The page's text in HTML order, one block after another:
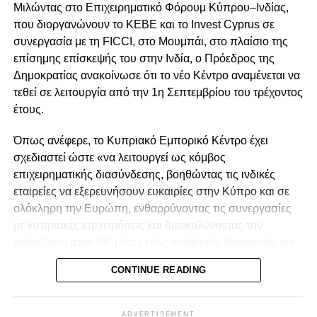
Κύπρο, πιθανές σχέσεις ή επαφές με κρατικές αρχές και
αξιωματούχους, καθώς και για την αμοιβή που θα
λαμβάνει. Ο τέως υπουργός υπέβαλε όλα τα ζητούμενα
στοιχεία μέσω του δικηγόρου του.
Κατά την αξιολόγηση της αίτησης, η Επιτροπή Ελέγχου
έλαβε επίσης υπόψη επιστολή του γενικού διευθυντή του
με την οποία η δραστηριότητα της GMA Global Mining
Alliance Ltd στον τομέα της εξερεύνησης και διαχείρισης
μεταλλευτικών περιουσιακών στοιχείων δεν φαίνεται εκ
πρώτης όψεως να δημιουργεί σύγκρουση ή άμεση
συνάφεια με τα καθήκοντα και τις αρμοδιότητες που
μεταβολής των δεδομένων το θέμα θα πρέπει να
Μιλώντας στο Επιχειρηματικό Φόρουμ Κύπρου–Ινδίας,
που διοργανώνουν το ΚΕΒΕ και το Invest Cyprusσε
συνεργασία με τη FICCI , στο Μουμπάι, στο πλαίσιο της
επίσημης επίσκεψής του στην Ινδία, ο Πρόεδρος της
Δημοκρατίας ανακοίνωσε ότι το νέο Κέντρο αναμένεται να
τεθεί σε λειτουργία από την 1η Σεπτεμβρίου του τρέχοντος
έτους.
Όπως ανέφερε, το Κυπριακό Εμπορικό Κέντρο έχει
σχεδιαστεί ώστε «να λειτουργεί ως κόμβος
επιχειρηματικής διασύνδεσης, βοηθώντας τις ινδικές
εταιρείες να εξερευνήσουν ευκαιρίες στην Κύπρο και σε
ολόκληρη την Ευρώπη, ενθαρρύνοντας τις συνεργασίες
με κυπριακές επιχειρήσεις και διευκολύνοντας την
πλήρως συμβατού με την ΕΕ επιχειρηματικού
CONTINUE READING
ADVERTISEMENT